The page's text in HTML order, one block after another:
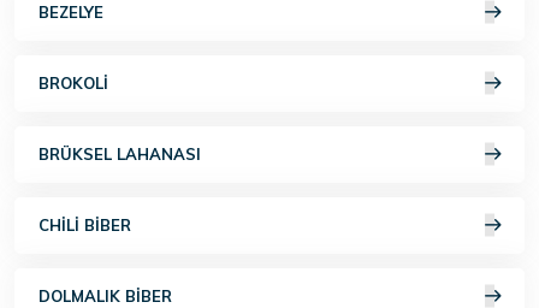
BEZELYE
BROKOLI
BRÜKSEL LAHANASI
CHILI BIBER
DOLMALIK BIBER